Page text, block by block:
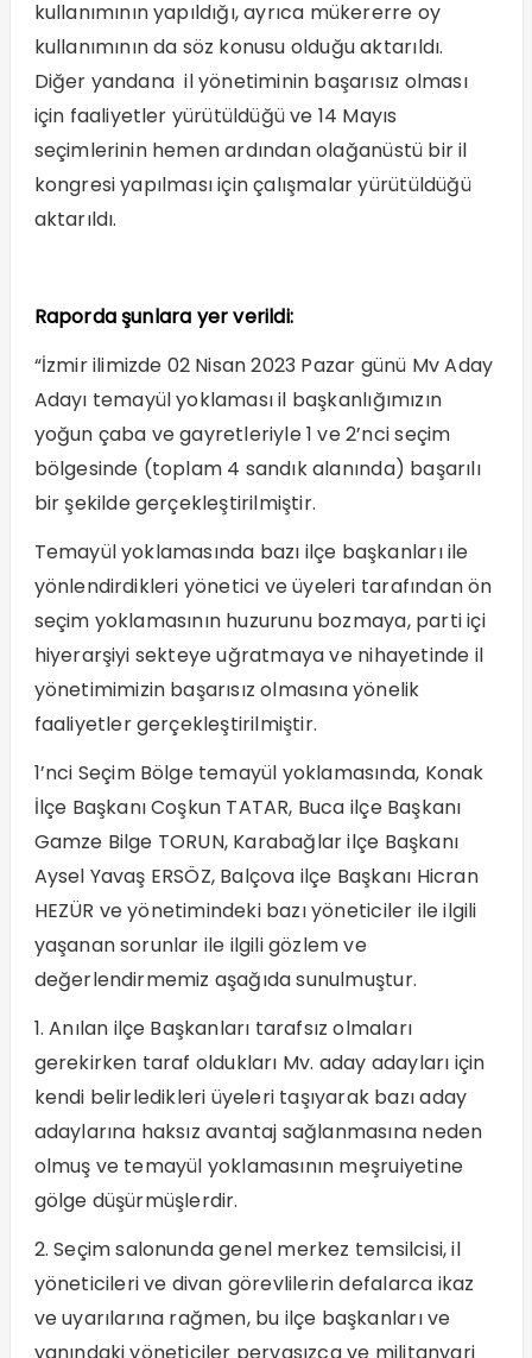
kullanımının yapıldığı, ayrıca mükererre oy
kullanımının da söz konusu olduğu aktarıldı.
Diğer yandana il yönetiminin başarısız olması
için faaliyetler yürütüldüğü ve 14 Mayıs
seçimlerinin hemen ardından olağanüstü bir il
kongresi yapılması için çalışmalar yürütüldüğü
aktarıldı.
Raporda şunlara yer verildi:
“İzmir ilimizde 02 Nisan 2023 Pazar günü Mv Aday
Adayı temayül yoklaması il başkanlığımızın
yoğun çaba ve gayretleriyle 1 ve 2’nci seçim
bölgesinde (toplam 4 sandık alanında) başarılı
bir şekilde gerçekleştirilmiştir.
Temayül yoklamasında bazı ilçe başkanları ile
yönlendirdikleri yönetici ve üyeleri tarafından ön
seçim yoklamasının huzurunu bozmaya, parti içi
hiyerarşiyi sekteye uğratmaya ve nihayetinde il
yönetimimizin başarısız olmasına yönelik
faaliyetler gerçekleştirilmiştir.
1’nci Seçim Bölge temayül yoklamasında, Konak
İlçe Başkanı Coşkun TATAR, Buca ilçe Başkanı
Gamze Bilge TORUN, Karabağlar ilçe Başkanı
Aysel Yavaş ERSÖZ, Balçova ilçe Başkanı Hicran
HEZÜR ve yönetimindeki bazı yöneticiler ile ilgili
yaşanan sorunlar ile ilgili gözlem ve
değerlendirmemiz aşağıda sunulmuştur.
1. Anılan ilçe Başkanları tarafsız olmaları
gerekirken taraf oldukları Mv. aday adayları için
kendi belirledikleri üyeleri taşıyarak bazı aday
adaylarına haksız avantaj sağlanmasına neden
olmuş ve temayül yoklamasının meşruiyetine
gölge düşürmüşlerdir.
2. Seçim salonunda genel merkez temsilcisi, il
yöneticileri ve divan görevlilerin defalarca ikaz
ve uyarılarına rağmen, bu ilçe başkanları ve
yanındaki yöneticiler pervasızca ve militanvari